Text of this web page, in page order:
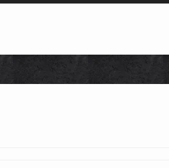
Skip to content